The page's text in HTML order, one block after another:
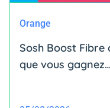
Orange
Sosh Boost Fibre
que vous